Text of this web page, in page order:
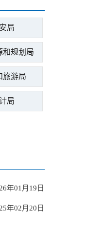
局
和规划局
旅游局
局
年01月19日
年02月20日